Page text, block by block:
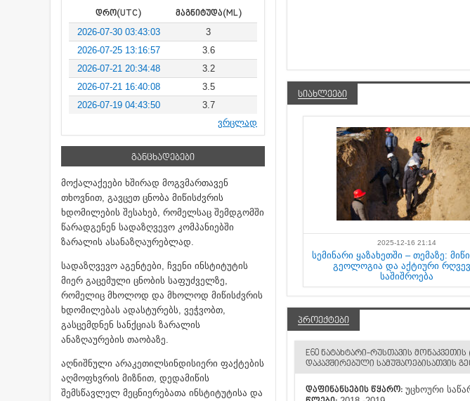
ᲓᲠᲝ(UTC)
ᲛᲐᲒᲜᲘᲢᲣᲓᲐ(ML)
2026-07-30 03:43:03
3
2026-07-25 13:16:57
3.6
2026-07-21 20:34:48
3.2
2026-07-21 16:40:08
3.5
2026-07-19 04:43:50
3.7
ვრცლად
ᲒᲐᲜᲪᲮᲐᲓᲔᲑᲔᲑᲘ
მოქალაქეები ხშირად მოგვმართავენ
თხოვნით, გავცეთ ცნობა მიწისძვრის
ხდომილების შესახებ, რომელსაც შემდგომში
წარადგენენ სადაზღვევო კომპანიებში
ზარალის ასანაზღაურებლად.
სადაზღვევო აგენტები, ჩვენი ინსტიტუტის
მიერ გაცემული ცნობის საფუძველზე,
რომელიც მხოლოდ და მხოლოდ მიწისძვრის
ხდომილებას ადასტურებს, ვეჭვობთ,
გასცემდნენ სანქციას ზარალის
ანაზღაურების თაობაზე.
აღნიშნული არაკეთილსინდისიერი ფაქტების
აღმოფხვრის მიზნით, დედამიწის
შემსწავლელ მეცნიერებათა ინსტიტუტისა და
ᲡᲘᲐᲮᲚᲔᲔᲑᲘ
2025-12-16 21:14
სემინარი ყაზახეთში – თემაზე:
გეოლოგია და აქტიური
საშიშროება
ᲞᲠᲝᲔᲥᲢᲔᲑᲘ
E60 ᲜᲐᲢᲐᲮᲢᲐᲠᲘ-ᲠᲣᲡᲗᲐᲕᲘᲡ
ᲓᲐᲙᲐᲕᲨᲘᲠᲔᲑᲣᲚᲘ ᲡᲐᲛᲣᲨᲐᲝᲔᲑᲘᲡᲐᲗᲕᲘᲡ
ᲓᲐᲤᲘᲜᲐᲜᲡᲔᲑᲘᲡ ᲬᲧᲐᲠᲝ: უცხოური